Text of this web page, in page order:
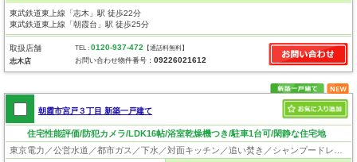
東武鉄道東上線「志木」駅 徒歩22分
東武鉄道東上線「朝霞台」駅 徒歩25分
取扱店舗
志木店
TEL :0120-937-472 【通話料無料】
お問い合わせ物件番号：09226021612
朝霞市宮戸３丁目 新築一戸建て
住宅性能評価/防犯カメラ/LDK16帖/浴室乾燥機つき/駐車1台可/閑静な住宅地